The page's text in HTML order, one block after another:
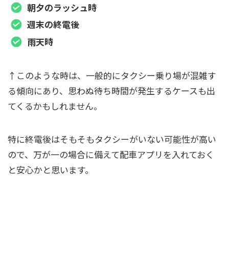
朝夕のラッシュ時
週末の終電後
雨天時
↑このような時は、一般的にタクシー乗り場が混雑す
る傾向にあり、思わぬ待ち時間が発生するケースも出
てくるかもしれません。
特に終電後はそもそもタクシーがいない可能性が高い
ので、万が一の場合に備えて配車アプリを入れておく
と安心かと思います。